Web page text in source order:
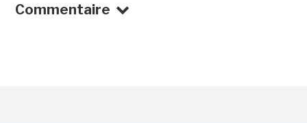
Commentaire